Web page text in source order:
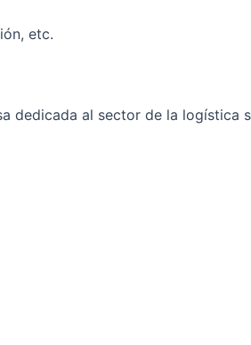
etc.
dedicada al sector de la logística